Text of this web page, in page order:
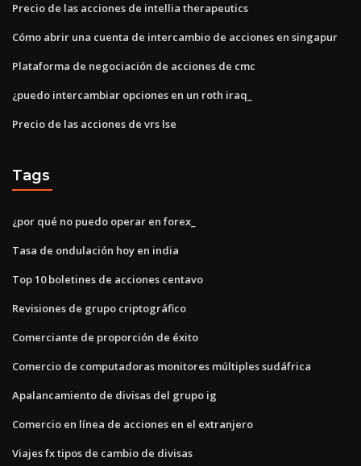
Precio de las acciones de intellia therapeutics
Cómo abrir una cuenta de intercambio de acciones en singapur
Plataforma de negociación de acciones de cmc
¿puedo intercambiar opciones en un roth iraq_
Precio de las acciones de vrs lse
Tags
¿por qué no puedo operar en forex_
Tasa de ondulación hoy en india
Top 10 boletines de acciones centavo
Revisiones de grupo criptográfico
Comerciante de proporción de éxito
Comercio de computadoras monitores múltiples sudáfrica
Apalancamiento de divisas del grupo ig
Comercio en línea de acciones en el extranjero
Viajes fx tipos de cambio de divisas